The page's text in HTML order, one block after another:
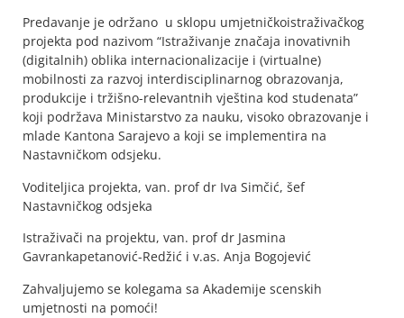
Predavanje je održano u sklopu umjetničkoistraživačkog
projekta pod nazivom “Istraživanje značaja inovativnih
(digitalnih) oblika internacionalizacije i (virtualne)
mobilnosti za razvoj interdisciplinarnog obrazovanja,
produkcije i tržišno-relevantnih vještina kod studenata”
koji podržava Ministarstvo za nauku, visoko obrazovanje i
mlade Kantona Sarajevo a koji se implementira na
Nastavničkom odsjeku.
Voditeljica projekta, van. prof dr Iva Simčić, šef
Nastavničkog odsjeka
Istraživači na projektu, van. prof dr Jasmina
Gavrankapetanović-Redžić i v.as. Anja Bogojević
Zahvaljujemo se kolegama sa Akademije scenskih
umjetnosti na pomoći!